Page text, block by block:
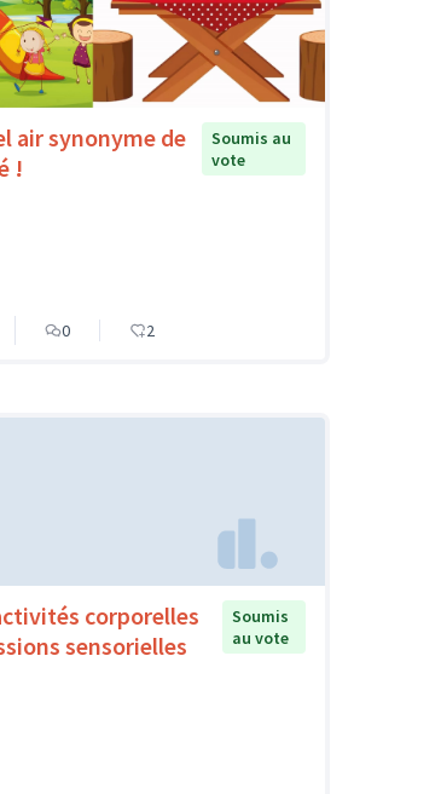
air synonyme de
!
Soumis au
vote
0 2
corporelles
sensorielles
Soumis
au vote